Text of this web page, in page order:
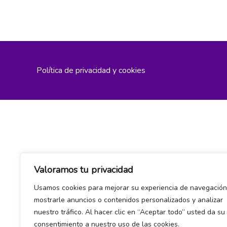
Valoramos tu privacidad
Usamos cookies para mejorar su experiencia de
mostrarle anuncios o contenidos personalizados y analizar
nuestro tráfico. Al hacer clic en “Aceptar todo” usted da su
consentimiento a nuestro uso de las cookies.
Política de privacidad y cookies